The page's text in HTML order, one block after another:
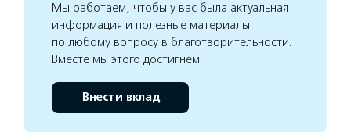
Мы работаем, чтобы у вас была актуальная
информация и полезные материалы
по любому вопросу в благотворительности.
Вместе мы этого достигнем
Внести вклад